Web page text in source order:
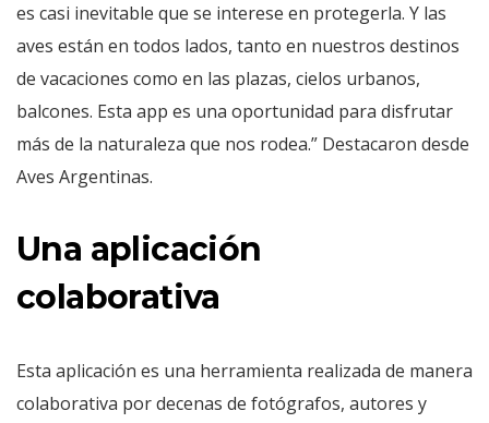
es casi inevitable que se interese en protegerla. Y las
aves están en todos lados, tanto en nuestros destinos
de vacaciones como en las plazas, cielos urbanos,
balcones. Esta app es una oportunidad para disfrutar
más de la naturaleza que nos rodea.” Destacaron desde
Aves Argentinas.
Una aplicación
colaborativa
Esta aplicación es una herramienta realizada de manera
colaborativa por decenas de fotógrafos, autores y